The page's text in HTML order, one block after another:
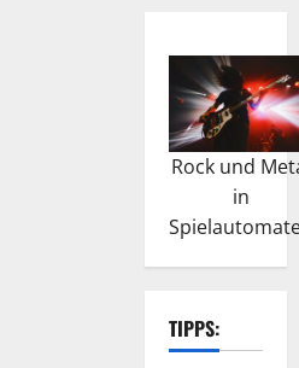
Rock und
in
TIPPS: